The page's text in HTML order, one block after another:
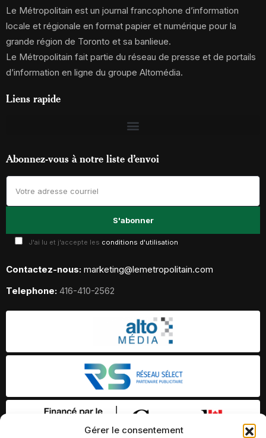
Gérer le consentement
Le Métropolitain est un journal francophone d’information
locale et régionale en format papier et numérique pour la
grande région de Toronto et sa banlieue.
Le Métropolitain fait partie du réseau de presse et de portails
d’information en ligne du groupe Altomédia.
Liens rapide
Abonnez-vous à notre liste d’envoi
J'ai lu et j'accepte les conditions d'utilisation
Contactez-nous: marketing@lemetropolitain.com
Telephone: 416-410-2562